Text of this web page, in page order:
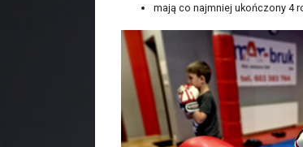
mają co najmniej ukończony 4